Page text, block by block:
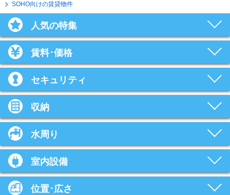
SOHO向けの賃貸物件
人気の特集
賃料･価格
セキュリティ
収納
水周り
室内設備
位置･広さ